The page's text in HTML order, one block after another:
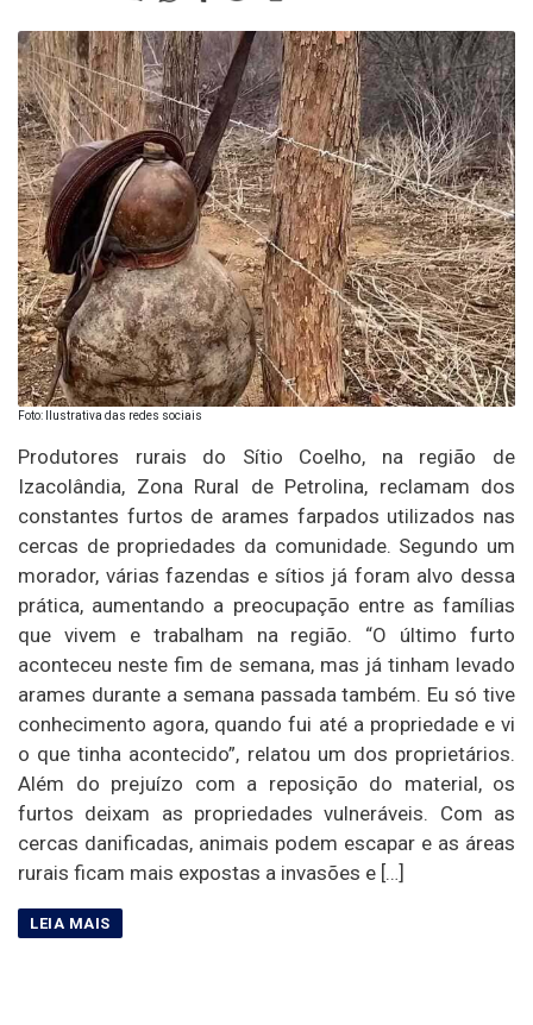
Foto: Ilustrativa das redes sociais
Produtores rurais do Sítio Coelho, na região de
Izacolândia, Zona Rural de Petrolina, reclamam dos
constantes furtos de arames farpados utilizados nas
cercas de propriedades da comunidade. Segundo um
morador, várias fazendas e sítios já foram alvo dessa
prática, aumentando a preocupação entre as famílias
que vivem e trabalham na região. “O último furto
aconteceu neste fim de semana, mas já tinham levado
arames durante a semana passada também. Eu só tive
conhecimento agora, quando fui até a propriedade e vi
o que tinha acontecido”, relatou um dos proprietários.
Além do prejuízo com a reposição do material, os
furtos deixam as propriedades vulneráveis. Com as
cercas danificadas, animais podem escapar e as áreas
rurais ficam mais expostas a invasões e […]